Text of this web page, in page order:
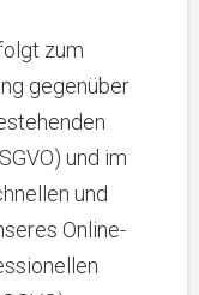
zum
gegenüber
und im
und
Online-